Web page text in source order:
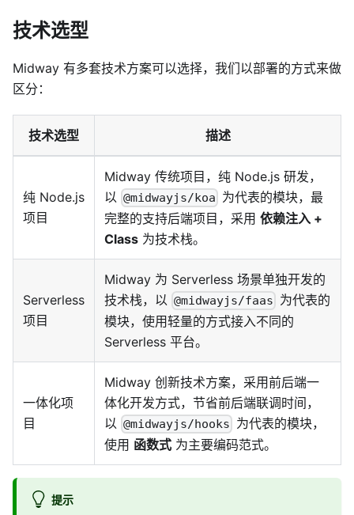
技术选型
Midway 有多套技术方案可以选择，我们以部署的方式来做
区分：
技术选型 描述
纯 Node.js
项目
Midway 传统项目，纯 Node.js 研发，
以 @midwayjs/koa 为代表的模块，最
完整的支持后端项目，采用 依赖注入 +
Class 为技术栈。
Serverless
项目
Midway 为 Serverless 场景单独开发的
技术栈，以 @midwayjs/faas 为代表的
模块，使用轻量的方式接入不同的
Serverless 平台。
一体化项
目
Midway 创新技术方案，采用前后端一
体化开发方式，节省前后端联调时间，
以 @midwayjs/hooks 为代表的模块，
使用 函数式 为主要编码范式。
提示